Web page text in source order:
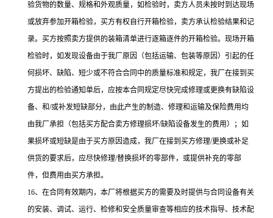
验货物的数量、规格和外观质量，如检验时，卖方人员未按时到达现场
或放弃参加开箱检验，买方有权自行开箱检验，卖方承认检验结果和记
录。买方按照卖方提供的装箱清单进行逐箱逐件的开箱检验。现场开箱
检验时，如发现设备由于我厂原因（包括运输、包装等原因）引起的任
何损坏、缺陷、短少或不符合合同中的质量标准和规定，我厂在接到买
方提出的检验通知单后，应按本合同规定尽快完成修理或更换有缺陷设
备、和/或补发短缺部分，由此产生的制造、修理和运输及保险费用均
由我厂承担（包括买方配合卖方修理损坏/缺陷设备发生的费用）；如
果损坏或短缺是由于买方原因造成，我厂在接到买方修理/更换或补足
供货的要求后，应尽快修理/替换损坏的零部件，或提供补充的零部
件，但费用由买方承担。
16、在合同有效期内，本厂将根据买方的需要及时提供与合同设备有关
的安装、调试、运行、检修和安全质量审查等相应的技术指导、技术配